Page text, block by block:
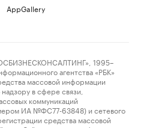
AppGallery
1995–
агентства «РБК»
массовой информации
в сфере связи,
коммуникаций
ИА №ФС77-63848) и сетевого
средства массовой